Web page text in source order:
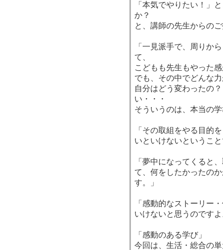
「本気でやりたい！」
か？
と、講師の先生からの
「一見派手で、周りか
て、
こどもも先生もやった
でも、その中でどんな
自分はどう変わったの
い・・・
そういうのは、本当の
「その取組をやる目的
いといけないというこ
「夢中になってくると
て、何をしたかったの
す。」
「感動的なストーリー
いけないと思うのです
「感動のある学び」
今回は、生活・総合の